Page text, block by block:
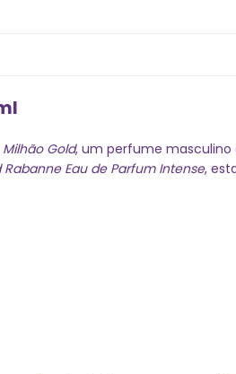
Milhão Gold, um perfume
Rabanne Eau de Parfum Intense,